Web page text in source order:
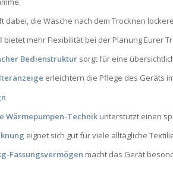
dabei, die Wäsche nach dem Trocknen
bietet mehr Flexibilität bei der Planung Eurer
Bedienstruktur sorgt für eine
erleichtern die Pflege des Geräts
Wärmepumpen-Technik unterstützt einen
eignet sich gut für viele alltägliche
Fassungsvermögen macht das Gerät